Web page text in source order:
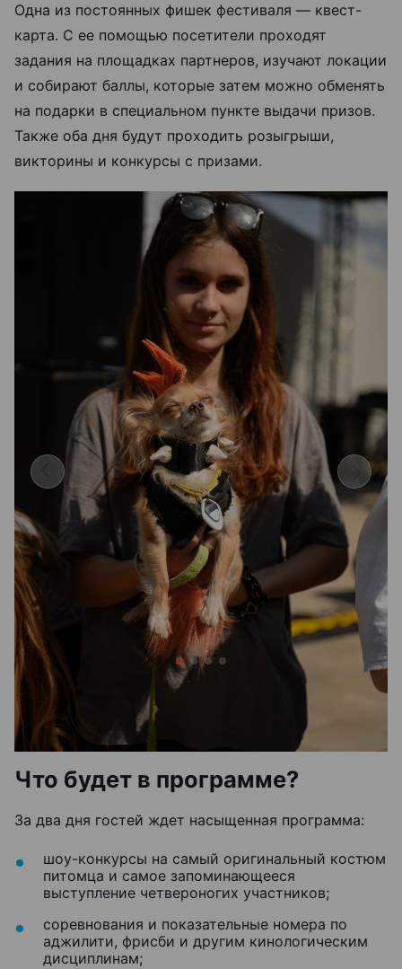
Одна из постоянных фишек фестиваля — квест-
карта. С ее помощью посетители проходят
задания на площадках партнеров, изучают локации
и собирают баллы, которые затем можно обменять
на подарки в специальном пункте выдачи призов.
Также оба дня будут проходить розыгрыши,
викторины и конкурсы с призами.
Что будет в программе?
За два дня гостей ждет насыщенная программа:
шоу-конкурсы на самый оригинальный костюм
питомца и самое запоминающееся
выступление четвероногих участников;
соревнования и показательные номера по
аджилити, фрисби и другим кинологическим
дисциплинам;